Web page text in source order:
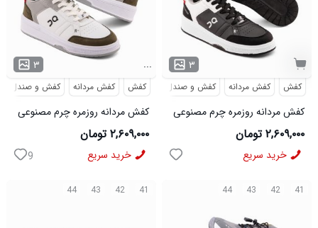
۳ ...
کفش کفش مردانه کفش و صندل
کفش مردانه روزمره چرم مصنوعی
50919
۲,۶۰۹,۰۰۰ تومان
خرید سریع 9
۳
کفش کفش مردانه کفش و صندل
کفش مردانه روزمره چرم مصنوعی
50920
۲,۶۰۹,۰۰۰ تومان
خرید سریع
41
42
43
44 41
42
43
44